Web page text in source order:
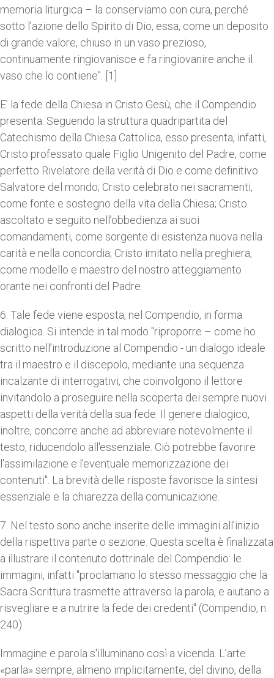
memoria liturgica – la conserviamo con cura, perché
sotto l’azione dello Spirito di Dio, essa, come un deposito
di grande valore, chiuso in un vaso prezioso,
continuamente ringiovanisce e fa ringiovanire anche il
vaso che lo contiene". [1]
E’ la fede della Chiesa in Cristo Gesù, che il Compendio
presenta. Seguendo la struttura quadripartita del
Catechismo della Chiesa Cattolica, esso presenta, infatti,
Cristo professato quale Figlio Unigenito del Padre, come
perfetto Rivelatore della verità di Dio e come definitivo
Salvatore del mondo; Cristo celebrato nei sacramenti,
come fonte e sostegno della vita della Chiesa; Cristo
ascoltato e seguito nell’obbedienza ai suoi
comandamenti, come sorgente di esistenza nuova nella
carità e nella concordia; Cristo imitato nella preghiera,
come modello e maestro del nostro atteggiamento
orante nei confronti del Padre.
6. Tale fede viene esposta, nel Compendio, in forma
dialogica. Si intende in tal modo "riproporre – come ho
scritto nell’introduzione al Compendio - un dialogo ideale
tra il maestro e il discepolo, mediante una sequenza
incalzante di interrogativi, che coinvolgono il lettore
invitandolo a proseguire nella scoperta dei sempre nuovi
aspetti della verità della sua fede. Il genere dialogico,
inoltre, concorre anche ad abbreviare notevolmente il
testo, riducendolo all'essenziale. Ciò potrebbe favorire
l'assimilazione e l'eventuale memorizzazione dei
contenuti". La brevità delle risposte favorisce la sintesi
essenziale e la chiarezza della comunicazione.
7. Nel testo sono anche inserite delle immagini all’inizio
della rispettiva parte o sezione. Questa scelta è finalizzata
a illustrare il contenuto dottrinale del Compendio: le
immagini, infatti "proclamano lo stesso messaggio che la
Sacra Scrittura trasmette attraverso la parola, e aiutano a
risvegliare e a nutrire la fede dei credenti" (Compendio, n.
240).
Immagine e parola s'illuminano così a vicenda. L’arte
«parla» sempre, almeno implicitamente, del divino, della